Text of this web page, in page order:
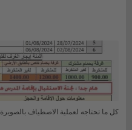
كل ما تحتاجه لعملية الاصطياف بالصويرة 2024 لمنخرطي المؤسسة